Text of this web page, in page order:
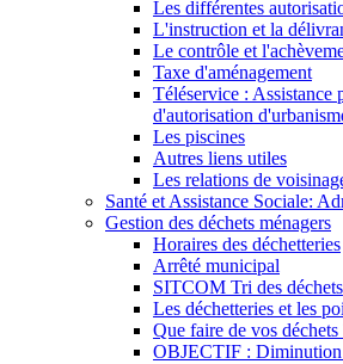
Les différentes
L'instruction et la
Le contrôle et
Taxe d'aménagement
Téléservice : Assistance
d'autorisation
Les piscines
Autres liens utiles
Les relations de
Santé et Assistance Sociale:
Gestion des déchets ménagers
Horaires des déchetteries
Arrêté municipal
SITCOM Tri des déchets
Les déchetteries et les
Que faire de vos déchets
OBJECTIF : Diminution